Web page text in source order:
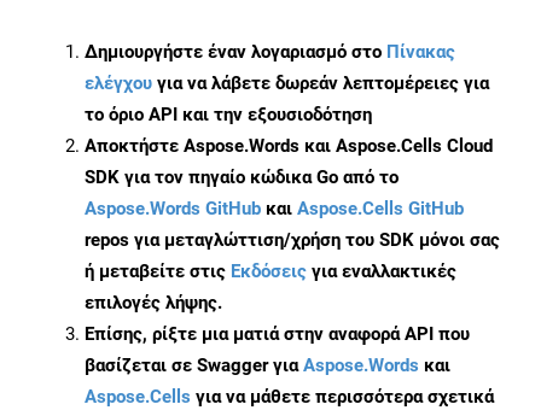
Δημιουργήστε έναν λογαριασμό στο Πίνακας
ελέγχου για να λάβετε δωρεάν λεπτομέρειες για
το όριο API και την εξουσιοδότηση
Αποκτήστε Aspose.Words και Aspose.Cells Cloud
SDK για τον πηγαίο κώδικα Go από το
Aspose.Words GitHub και Aspose.Cells GitHub
repos για μεταγλώττιση/χρήση του SDK μόνοι σας
ή μεταβείτε στις Εκδόσεις για εναλλακτικές
επιλογές λήψης.
Επίσης, ρίξτε μια ματιά στην αναφορά API που
βασίζεται σε Swagger γιαAspose.Words και
Aspose.Cells για να μάθετε περισσότερα σχετικά